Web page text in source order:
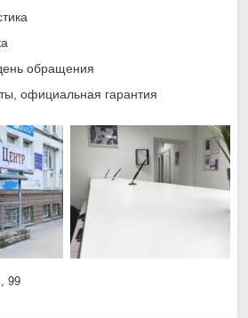
обращения
официальная гарантия
99